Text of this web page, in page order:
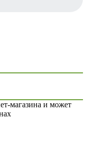
магазина и может